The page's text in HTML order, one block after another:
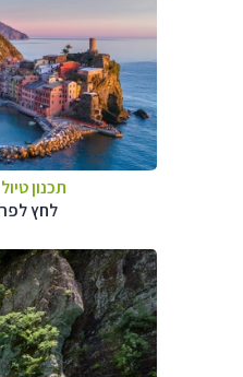
תכנון
לחץ